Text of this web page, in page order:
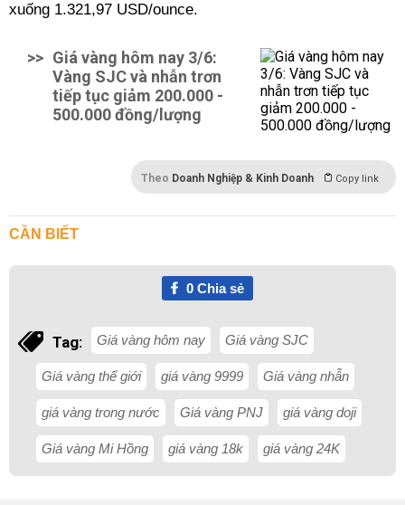
xuống 1.321,97 USD/ounce.
>> Giá vàng hôm nay 3/6:
Vàng SJC và nhẫn trơn
tiếp tục giảm 200.000 -
500.000 đồng/lượng
Theo Doanh Nghiệp & Kinh Doanh Copy link
CẦN BIẾT
0Chia sẻ
Tag: Giá vàng hôm nay Giá vàng SJC
Giá vàng thế giới giá vàng 9999 Giá vàng nhẫn
giá vàng trong nước Giá vàng PNJ giá vàng doji
Giá vàng Mi Hồng giá vàng 18k giá vàng 24K